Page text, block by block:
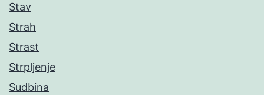
Stav
Strah
Strast
Strpljenje
Sudbina